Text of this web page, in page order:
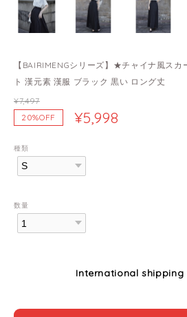
【BAIRIMENGシリーズ】★チャイナ風ス
ト 漢元素 漢服 ブラック 黒い ロング丈
¥7,497
20%OFF
¥5,998
種類
数量
International shipping